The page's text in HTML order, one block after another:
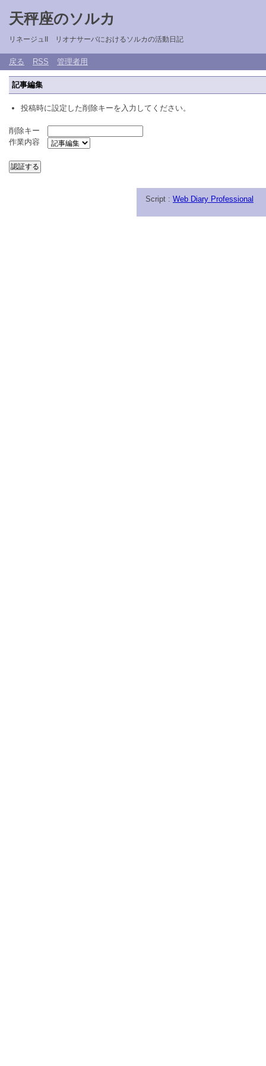
天秤座のソルカ
リネージュII リオナサーバにおけるソルカの活動日記
戻る RSS 管理者用
記事編集
投稿時に設定した削除キーを入力してください。
削除キー
作業内容
Script : Web Diary Professional